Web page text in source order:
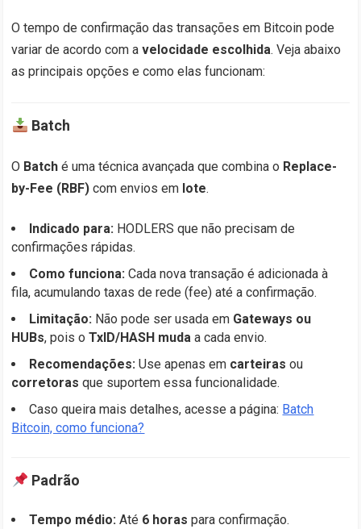
O tempo de confirmação das transações em Bitcoin pode
variar de acordo com avelocidade escolhida. Veja abaixo
as principais opções e como elas funcionam:
Batch
O Batch é uma técnica avançada que combina o Replace-
by-Fee (RBF) com envios em lote.
Indicado para: HODLERS que não precisam de
confirmações rápidas.
Como funciona: Cada nova transação é adicionada à
fila, acumulando taxas de rede (fee) até a confirmação.
Limitação: Não pode ser usada em Gateways ou
HUBs, pois oTxID/HASH muda a cada envio.
Recomendações: Use apenas em carteiras ou
corretoras que suportem essa funcionalidade.
Caso queira mais detalhes, acesse a página: Batch
Bitcoin, como funciona?
Padrão
Tempo médio: Até 6 horas para confirmação.